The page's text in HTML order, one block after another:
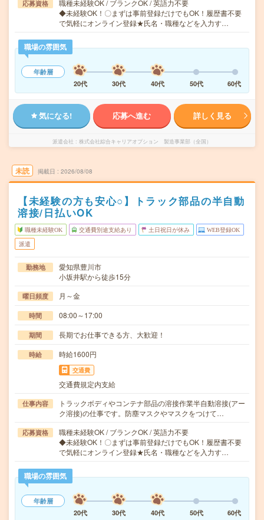
応募資格
職種未経験OK / ブランクOK / 英語力不要
◆未経験OK！〇まずは事前登録だけでもOK！履歴書不要
で気軽にオンライン登録★氏名・職種などを入力す…
職場の雰囲気
年齢層
20代
30代 40代 50代 60代
気になる! 応募へ進む 詳しく見る
派遣会社 株式会社綜合キャリアオプション 製造事業部（全国）
未読 掲載日 2026/08/08
【未経験の方も安心○】トラック部品の半自動
溶接/日払いOK
職種未経験OK 交通費別途支給あり 土日祝日が休み WEB登録OK
派遣
勤務地
愛知県豊川市
小坂井駅から徒歩15分
曜日頻度 月～金
時間 08:00～17:00
期間 長期でお仕事できる方、大歓迎！
時給 時給1600円
交通費
交通費規定内支給
仕事内容
トラックボディやコンテナ部品の溶接作業半自動溶接(アー
ク溶接)の仕事です。防塵マスクやマスクをつけて…
応募資格
職種未経験OK / ブランクOK / 英語力不要
◆未経験OK！〇まずは事前登録だけでもOK！履歴書不要
で気軽にオンライン登録★氏名・職種などを入力す…
職場の雰囲気
年齢層
20代
30代 40代 50代 60代